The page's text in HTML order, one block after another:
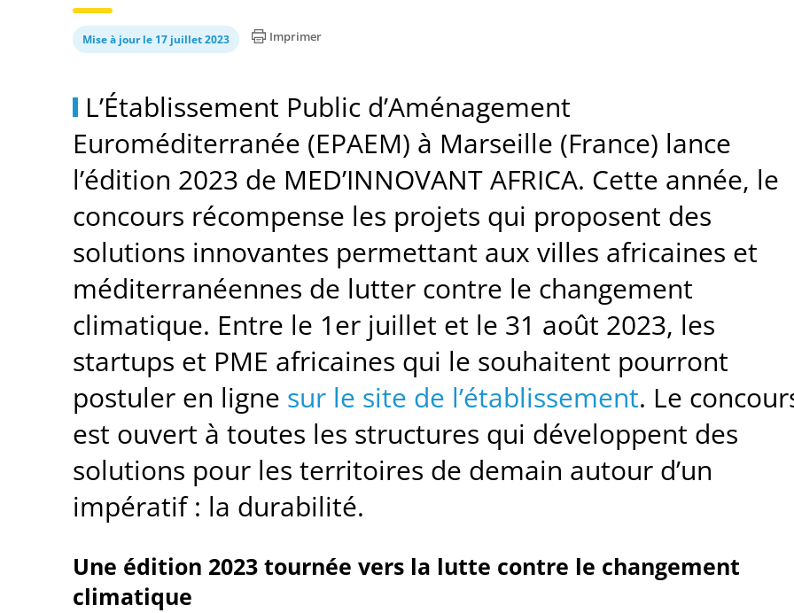
Mise à jour le 17 juillet 2023 Imprimer
L’Établissement Public d’Aménagement
Euroméditerranée (EPAEM) à Marseille (France) lance
l’édition 2023 de MED’INNOVANT AFRICA. Cette année, le
concours récompense les projets qui proposent des
solutions innovantes permettant aux villes africaines et
méditerranéennes de lutter contre le changement
climatique. Entre le 1er juillet et le 31 août 2023, les
startups et PME africaines qui le souhaitent pourront
postuler en ligne sur le site de l’établissement. Le
est ouvert à toutes les structures qui développent des
solutions pour les territoires de demain autour d’un
impératif : la durabilité.
Une édition 2023 tournée vers la lutte contre le changement
climatique